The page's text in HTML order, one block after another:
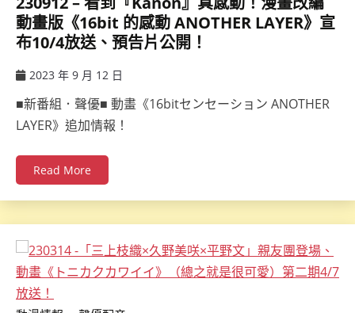
動畫版《16bit 的感動 ANOTHER LAYER》宣
布10/4放送、預告片公開！
2023 年 9 月 12 日
■新番組．聲優■ 動畫《16bitセンセーション ANOTHER
LAYER》追加情報！
Read More